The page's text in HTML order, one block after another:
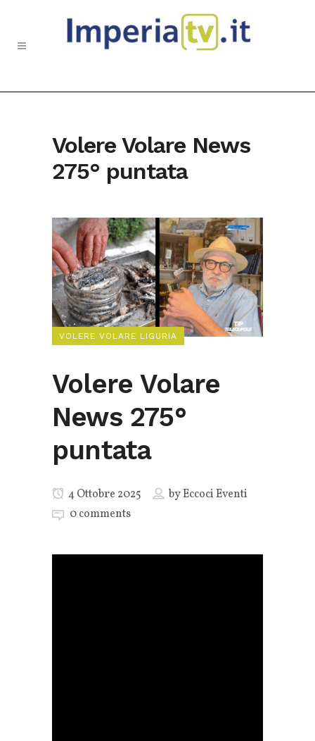
Volere Volare News
275° puntata
VOLERE VOLARE LIGURIA
Volere Volare
News 275°
puntata
4 Ottobre 2025 byEccoci Eventi
0 comments